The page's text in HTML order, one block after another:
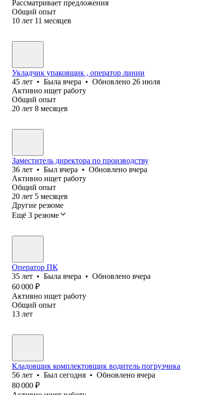
Рассматривает предложения
Общий опыт
10 лет 11 месяцев
Укладчик упаковщик , оператор линии
45 лет • Была вчера • Обновлено 26 июля
Активно ищет работу
Общий опыт
20 лет 8 месяцев
Заместитель директора по производству
36 лет • Был вчера • Обновлено вчера
Активно ищет работу
Общий опыт
20 лет 5 месяцев
Другие резюме
Ещё 3 резюме
Оператор ПК
35 лет • Была вчера • Обновлено вчера
60 000 ₽
Активно ищет работу
Общий опыт
13 лет
Кладовщик комплектовщик водитель погрузчика
56 лет • Был сегодня • Обновлено вчера
80 000 ₽